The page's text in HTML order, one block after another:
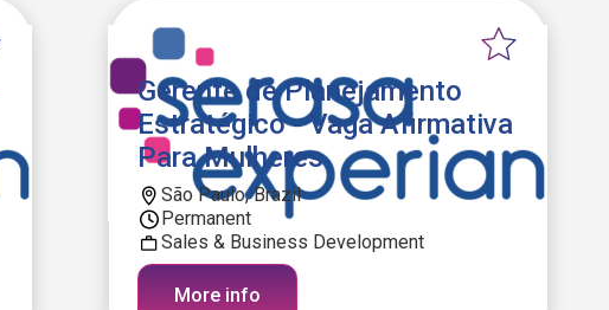
Gerente de Planejamento
Estratégico - Vaga Afirmativa
Para Mulheres
São Paulo, Brazil
Permanent
Sales & Business Development
More info